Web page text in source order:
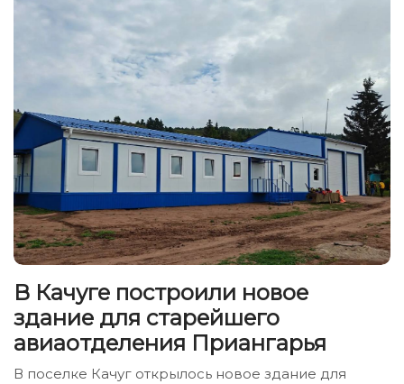
В Качуге построили новое
здание для старейшего
авиаотделения Приангарья
В поселке Качуг открылось новое здание для